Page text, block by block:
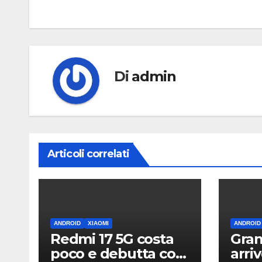
Di admin
Articoli correlati
ANDROID XIAOMI
Redmi 17 5G costa
poco e debutta con
ANDROID